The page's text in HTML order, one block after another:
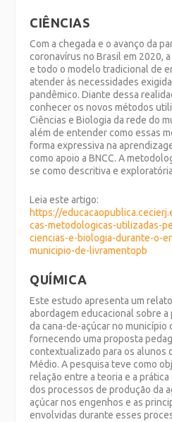
CIÊNCIAS
Com a chegada e o avanço da
coronavírus no Brasil em 2020,
e todo o modelo tradicional de
atender às necessidades
pandêmico. Diante dessa
conhecer os novos métodos
Ciências e Biologia da rede do
além de entender como essas
forma expressiva na
como apoio a BNCC. A
se como descritiva e
Leia este artigo:
https://
cas-metodologicas-utilizadas-
ciencias-e-biologia-durante-o-
municipio-de-livramentopb
QUÍMICA
Este estudo apresenta um
abordagem educacional sobre
da cana-de-açúcar no município
fornecendo uma proposta
contextualizado para os alunos
Médio. A pesquisa teve como
relação entre a teoria e a
dos processos de produção da
açúcar nos engenhos e as
envolvidas durante esses